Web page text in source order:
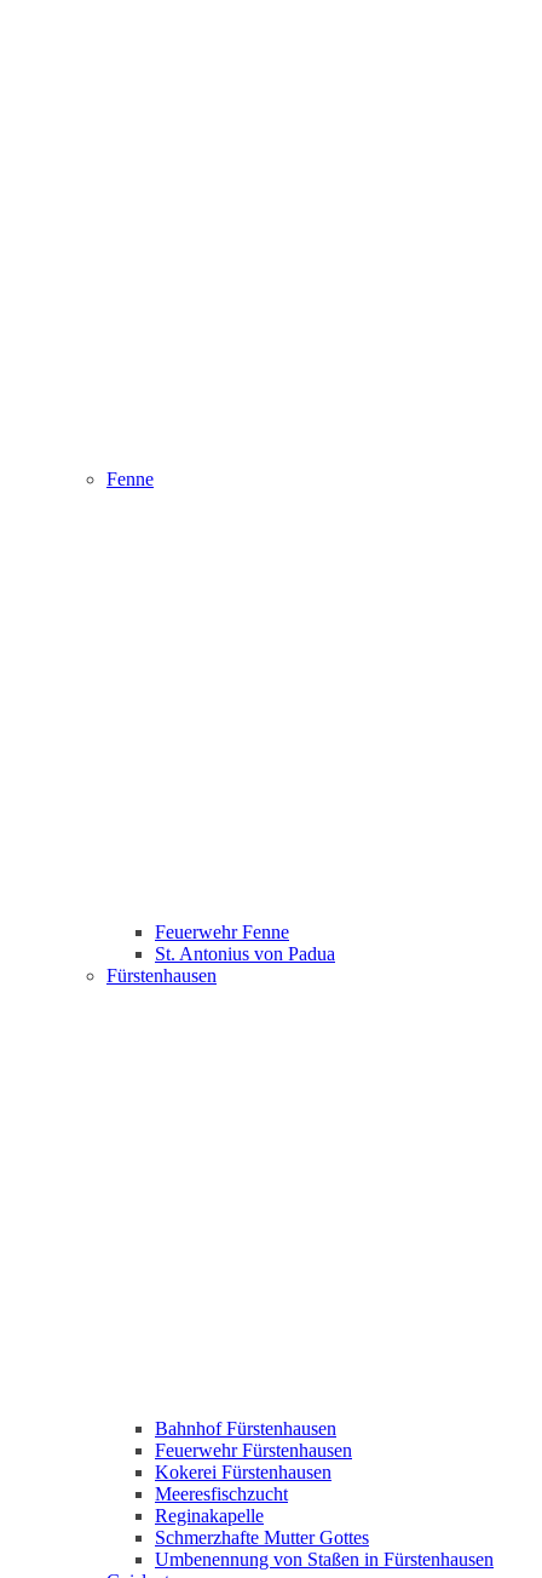
Fenne
Feuerwehr Fenne
St. Antonius von Padua
Fürstenhausen
Bahnhof Fürstenhausen
Feuerwehr Fürstenhausen
Kokerei Fürstenhausen
Meeresfischzucht
Reginakapelle
Schmerzhafte Mutter Gottes
Umbenennung von Staßen in Fürstenhausen